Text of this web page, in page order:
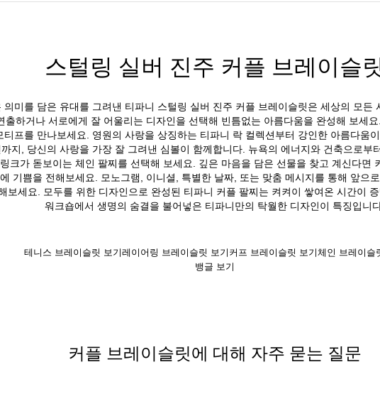
스털링 실버 진주 커플 브레이슬
미를 담은 유대를 그려낸 티파니 스털링 실버 진주 커플 브레이슬릿은 세상의 모든
출하거나 서로에게 잘 어울리는 디자인을 선택해 빈틈없는 아름다움을 완성해 보세
티프를 만나보세요. 영원의 사랑을 상징하는 티파니 락 컬렉션부터 강인한 아름다움
지, 당신의 사랑을 가장 잘 그려낸 심볼이 함께합니다. 뉴욕의 에너지와 건축으로부
크가 돋보이는 체인 팔찌를 선택해 보세요. 깊은 마음을 담은 선물을 찾고 계신다면
기쁨을 전해보세요. 모노그램, 이니셜, 특별한 날짜, 또는 맞춤 메시지를 통해 앞으
보세요. 모두를 위한 디자인으로 완성된 티파니 커플 팔찌는 켜켜이 쌓여온 시간이
워크숍에서 생명의 숨결을 불어넣은 티파니만의 탁월한 디자인이 특징입니
테니스 브레이슬릿 보기레이어링 브레이슬릿 보기커프 브레이슬릿 보기체인 브레이슬
뱅글 보기
커플 브레이슬릿에 대해 자주 묻는 질문